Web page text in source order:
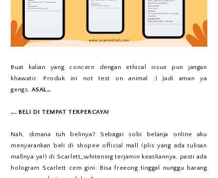
Buat kalian yang concern dengan ethical issue pun jangan
khawatir. Produk ini not test on animal :) Jadi aman ya
gengs, ASAL…
…. BELI DI TEMPAT TERPERCAYA!
Nah, dimana tuh belinya? Sebagai sobi belanja online aku
menyarankan beli di shopee official mall (plis yang ada tulisan
mallnya ya!) di Scarlett_whitening terjamin keasliannya, pasti ada
hologram Scarlett cem gini. Bisa freeong tinggal nunggu barang